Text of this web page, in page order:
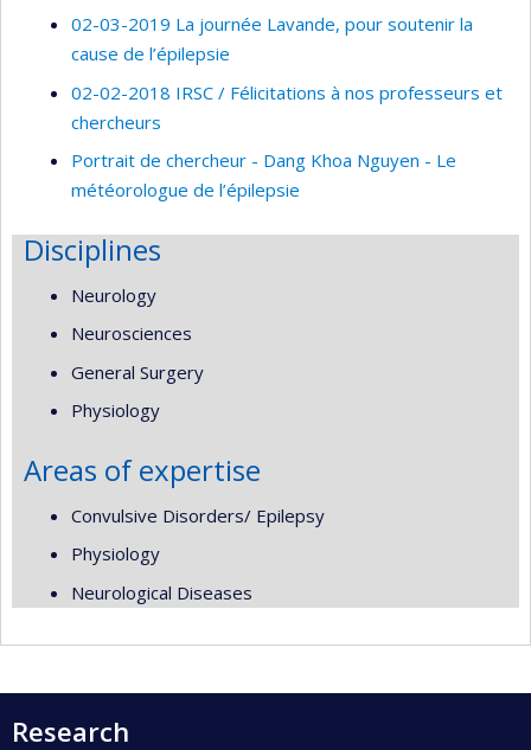
02-03-2019 La journée Lavande, pour soutenir la
cause de l’épilepsie
02-02-2018 IRSC / Félicitations à nos professeurs et
chercheurs
Portrait de chercheur - Dang Khoa Nguyen - Le
météorologue de l’épilepsie
Disciplines
Neurology
Neurosciences
General Surgery
Physiology
Areas of expertise
Convulsive Disorders/ Epilepsy
Physiology
Neurological Diseases
Research